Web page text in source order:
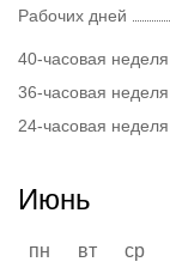
Рабочих дней
40-часовая неделя
36-часовая неделя
24-часовая неделя
Июнь
пн вт ср